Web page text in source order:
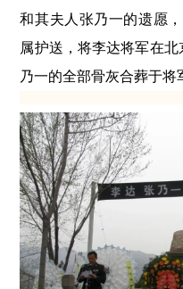
和其夫人张乃一的遗愿
属护送，将李达将军在
乃一的全部骨灰合葬于将